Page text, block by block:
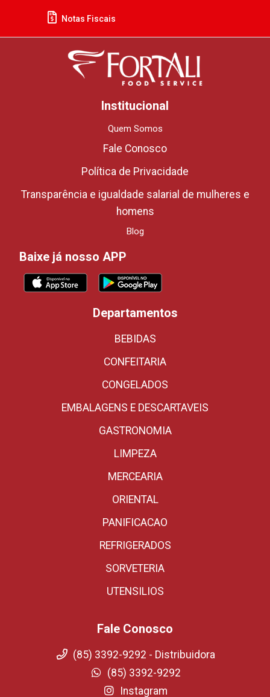
Notas Fiscais
Institucional
Quem Somos
Fale Conosco
Política de Privacidade
Transparência e igualdade salarial de mulheres e
homens
Blog
Baixe já nosso APP
Departamentos
BEBIDAS
CONFEITARIA
CONGELADOS
EMBALAGENS E DESCARTAVEIS
GASTRONOMIA
LIMPEZA
MERCEARIA
ORIENTAL
PANIFICACAO
REFRIGERADOS
SORVETERIA
UTENSILIOS
Fale Conosco
(85) 3392-9292 - Distribuidora
(85) 3392-9292
Instagram